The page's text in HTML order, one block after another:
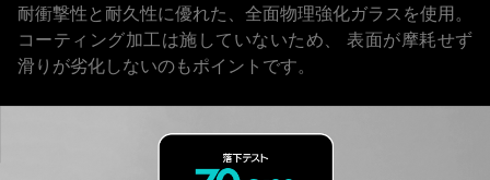
耐衝撃性と耐久性に優れた、全面物理強化ガラスを使用。
コーティング加工は施していないため、
表面が摩耗せず
滑りが劣化しないのもポイントです。